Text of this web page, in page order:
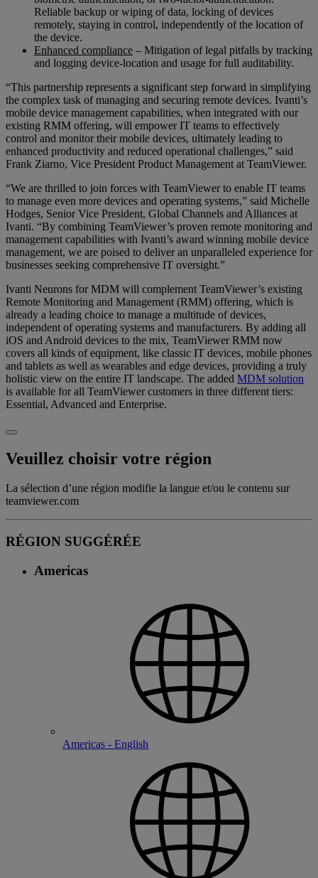
Reliable backup or wiping of data, locking of devices
remotely, staying in control, independently of the location of
the device.
Enhanced compliance – Mitigation of legal pitfalls by tracking
and logging device-location and usage for full auditability.
“This partnership represents a significant step forward in simplifying
the complex task of managing and securing remote devices. Ivanti’s
mobile device management capabilities, when integrated with our
existing RMM offering, will empower IT teams to effectively
control and monitor their mobile devices, ultimately leading to
enhanced productivity and reduced operational challenges,” said
Frank Ziarno, Vice President Product Management at TeamViewer.
“We are thrilled to join forces with TeamViewer to enable IT teams
to manage even more devices and operating systems,” said Michelle
Hodges, Senior Vice President, Global Channels and Alliances at
Ivanti. “By combining TeamViewer’s proven remote monitoring and
management capabilities with Ivanti’s award winning mobile device
management, we are poised to deliver an unparalleled experience for
businesses seeking comprehensive IT oversight.”
Ivanti Neurons for MDM will complement TeamViewer’s existing
Remote Monitoring and Management (RMM) offering, which is
already a leading choice to manage a multitude of devices,
independent of operating systems and manufacturers. By adding all
iOS and Android devices to the mix, TeamViewer RMM now
covers all kinds of equipment, like classic IT devices, mobile phones
and tablets as well as wearables and edge devices, providing a truly
holistic view on the entire IT landscape. The added MDM solution
is available for all TeamViewer customers in three different tiers:
Essential, Advanced and Enterprise.
Veuillez choisir votre région
La sélection d’une région modifie la langue et/ou le contenu sur
teamviewer.com
RÉGION SUGGÉRÉE
Americas
Americas - English